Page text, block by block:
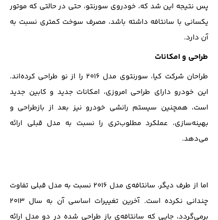
پس نتیجه این شد که، خودروی سورنتو، حتی در حالتی که موتور
یکسانی با سانتافه داشته باشد، مصرف سوخت کمتری نسبت به
آن دارد.
طراحی و امکانات
طراحان شرکت کیا، سورنتوی مدل ۲۰۱۶ را از نو طراحی کرده‌اند.
این خودرو دارای طراحی امروزی، امکانات جدید و کابین جدید
است، همچنین سیستم رانشی خودرو نیز بعد از بازطراحی و
بهینه‌سازی، عملکرد مطلوب‌تری را نسبت به مدل قبلی ارائه
می‌دهد.
اما از طرف دیگر، سانتافه‌ی مدل ۲۰۱۶ نسبت به مدل قبلی تفاوت
چندانی نکرده است. آخرین تغییرات اساسی آن به سال ۲۰۱۳
بر‌می‌گردد، جایی که سانتافه‌ی باز طراحی شده در دو مدل ارائه